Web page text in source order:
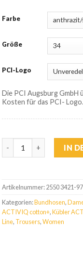
Farbe
Größe
PCI-Logo
Die PCI Augsburg GmbH
Kosten für das PCI- Logo.
Kübler Activiq cotton+
IN
Artikelnummer:2550 3421-
Kategorien:Bundhosen,
ACTIVIQ cotton+,Kübler
Line, Trousers,Women